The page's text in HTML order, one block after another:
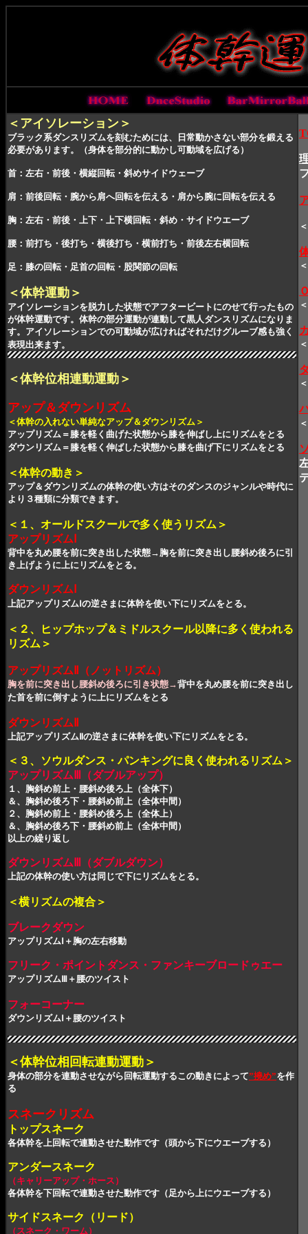
＜アイソレーション＞
ブラック系ダンスリズムを刻むためには、日常動かさない部分を鍛える
必要があります。
（身体を部分的に動かし可動域を広げる）
首：左右・前後・横縦回転・斜めサイドウェーブ
肩：前後回転・腕から肩へ回転を伝える・肩から腕に回転を伝える
胸：左右・前後・上下・上下横回転・斜め・サイドウエーブ
腰：前打ち・後打ち・横後打ち・横前打ち・前後左右横回転
足：膝の回転・足首の回転・股関節の回転
＜体幹運動＞
アイソレーションを脱力した状態でアフタービートにのせて行ったもの
が体幹運動です。 体幹の部分運動が連動して黒人ダンスリズムになりま
す。 アイソレーションでの可動域が広ければそれだけグルーブ感も強く
表現出来ます。
＜体幹位相連動運動＞
アップ＆ダウンリズム
＜体幹の入れない単純なアップ＆ダウンリズム＞
アップリズム＝膝を軽く曲げた状態から膝を伸ばし上にリズムをとる
ダウンリズム＝膝を軽く伸ばした状態から膝を曲げ下にリズムをとる
＜体幹の動き＞
アップ＆ダウンリズムの体幹の使い方はそのダンスのジャンルや時代に
より３種類に分類できます。
＜１、オールドスクールで多く使うリズム＞
アップリズムⅠ
背中を丸め腰を前に突き出した状態→胸を前に突き出し腰斜め後ろに引
き上げように上にリズムをとる。
ダウンリズムⅠ
上記アップリズムⅠの逆さまに体幹を使い下にリズムをとる。
＜２、ヒップホップ＆ミドルスクール以降に多く使われる
リズム＞
アップリズムⅡ（ノットリズム）
胸を前に突き出し腰斜め後ろに引き状態→背中を丸め腰を前に突き出 し
た首を前に倒すように上にリズムをとる
ダウンリズムⅡ
上記アップリズムⅡの逆さまに体幹を使い下にリズムをとる。
＜３、ソウルダンス・パンキングに良く使われるリズム＞
アップリズムⅢ（ダブルアップ）
１、胸斜め前上・腰斜め後ろ上（全体下）
＆、胸斜め後ろ下・腰斜め前上（全体中間）
２、胸斜め前上・腰斜め後ろ上（全体上）
＆、胸斜め後ろ下・腰斜め前上（全体中間）
以上の繰り返し
ダウンリズムⅢ（ダブルダウン）
上記の体幹の使い方は同じで下にリズムをとる。
＜横リズムの複合＞
ブレークダウン
アップリズムⅠ＋胸の左右移動
フリーク ・ポイントダンス ・ファンキーブロードゥエー
アップリズムⅢ＋腰のツイスト
フォーコーナー
ダウンリズムⅠ＋腰のツイスト
＜体幹位相回転連動運動＞
身体の部分を連動させながら回転運動するこの動きによって”撓め”を作
る
スネークリズム
トップスネーク
各体幹を上回転で連動させた動作です（頭から下にウエーブする）
アンダースネーク
（キャリーアップ・ホース）
各体幹を下回転で連動させた動作です（足から上にウエーブする）
サイドスネーク（リード）
（スネーク・ワーム）